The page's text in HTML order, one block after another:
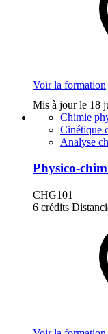
Voir la formation
Mis à jour le 18
Chimie
Cinétique
Analyse
Physico-
CHG101
6 crédits